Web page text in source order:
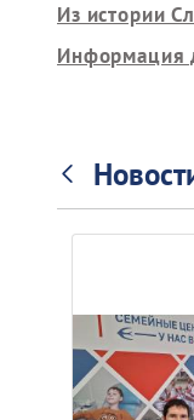
Из истории
Информация